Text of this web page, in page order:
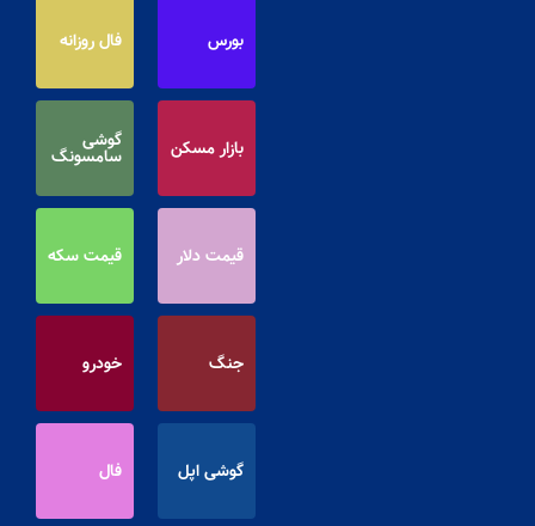
بورس فال روزانه
بازار مسکن گوشی
سامسونگ
قیمت دلار قیمت سکه
جنگ خودرو
گوشی اپل فال